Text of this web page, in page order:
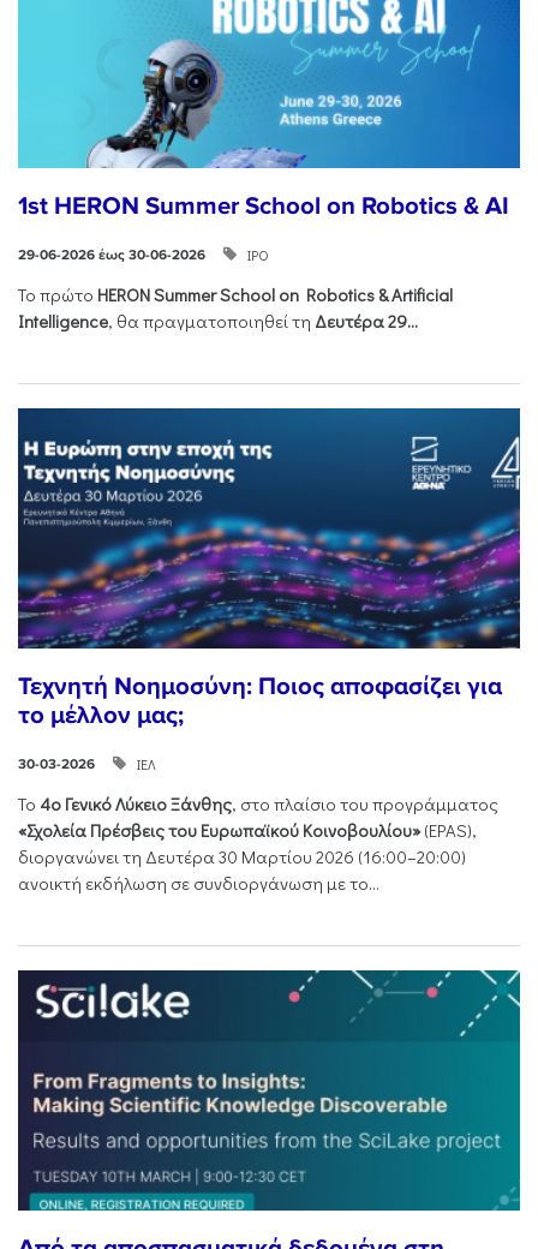
1st HERON Summer School on Robotics & AI
29-06-2026 έως 30-06-2026 ΙΡΟ
Το πρώτο HERONSummerSchool on Robotics &Artificial
Intelligence, θα πραγματοποιηθεί τη Δευτέρα 29...
Τεχνητή Νοημοσύνη: Ποιος αποφασίζει για
το μέλλον μας;
30-03-2026 ΙΕΛ
Το 4ο Γενικό Λύκειο Ξάνθης, στο πλαίσιο του προγράμματος
«Σχολεία Πρέσβεις του Ευρωπαϊκού Κοινοβουλίου»(EPAS),
διοργανώνει τη Δευτέρα 30 Μαρτίου 2026 (16:00–20:00)
ανοικτή εκδήλωση σε συνδιοργάνωση με το...